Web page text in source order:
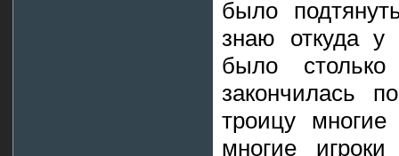
было
знаю откуда у
было
закончилась
троицу
многие